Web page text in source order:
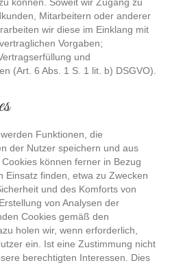
Mitarbeitern oder anderer
wir diese im Einklang mit
Vorgaben;
und
(Art. 6 Abs. 1 S. 1 lit. b) DSGVO).
Funktionen, die
der Nutzer speichern und aus
können ferner in Bezug
Einsatz finden, etwa zu Zwecken
und des Komforts von
von Analysen der
Cookies gemäß den
holen wir, wenn erforderlich,
ein. Ist eine Zustimmung nicht
berechtigten Interessen. Dies